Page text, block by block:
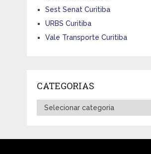
Sest Senat Curitiba
URBS Curitiba
Vale Transporte Curitiba
CATEGORIAS
Categorias